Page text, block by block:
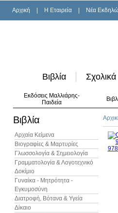
Αρχική H Εταιρεία Νέα
Βιβλία Σχολικά
Εκδόσεις Μαλλιάρης-
Παιδεία
Βιβλία
Αρχαία Κείμενα
Βιογραφίες & Μαρτυρίες
Γλωσσολογία & Σημειολογία
Γραμματολογία & Λογοτεχνικό
Δοκίμιο
Γυναίκα - Μητρότητα -
Εγκυμοσύνη
Διατροφή, Βότανα & Υγεία
Δίκαιο